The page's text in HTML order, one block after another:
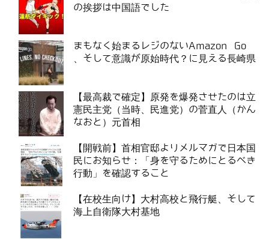
の挨拶は中国語でした
まもなく始まるレジのないAmazon Go
、そして意識が原始時代？に見える長崎県
【最高裁で確定】原発を爆発させたのは立
憲民主党（当時、民進党）の菅直人（かん
なおと）元首相
【開戦前】首相官邸よりメルマガで日本国
民にお知らせ：「身を守るためにとるべき
行動」を確認すること
【在校生向け】大村高校と飛行艇、そして
海上自衛隊大村基地